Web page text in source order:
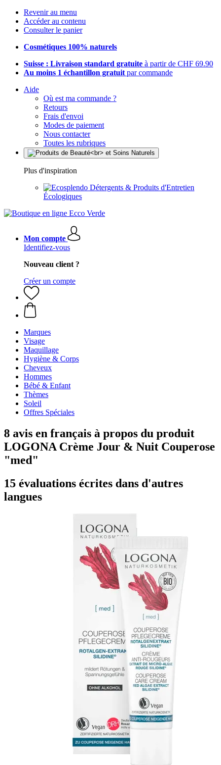
Revenir au menu
Accéder au contenu
Consulter le panier
Cosmétiques 100% naturels
Suisse : Livraison standard gratuite à partir de CHF 69.90
Au moins 1 échantillon gratuit par commande
Aide
Où est ma commande ?
Retours
Frais d'envoi
Modes de paiement
Nous contacter
Toutes les rubriques
Plus d'inspiration
Détergents & Produits d'Entretien
Écologiques
Mon compte
Identifiez-vous
Nouveau client ?
Créer un compte
Marques
Visage
Maquillage
Hygiène & Corps
Cheveux
Hommes
Bébé & Enfant
Thèmes
Soleil
Offres Spéciales
8 avis en français à propos du produit
LOGONA Crème Jour & Nuit Couperose
"med"
15 évaluations écrites dans d'autres
langues